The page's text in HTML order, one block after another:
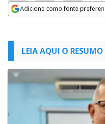
Adicione como fonte
LEIA AQUI O